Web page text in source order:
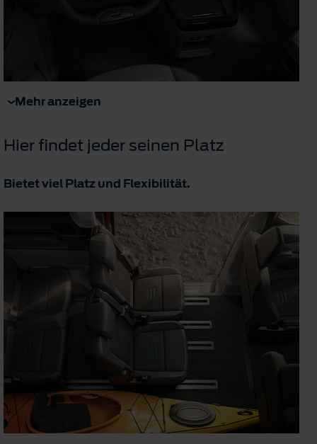
Mehr anzeigen
Hier findet jeder seinen Platz
Bietet viel Platz und Flexibilität.